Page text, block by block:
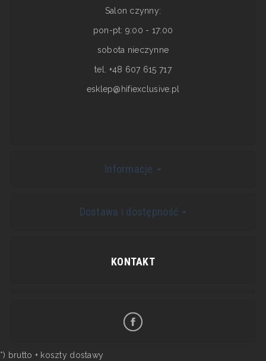
Salon czynny:
pon-pt: 9:00 - 17:00
sobota nieczynne
tel. +48 607 615 717
esklep@hifiexclusive.pl
Informacje
Dostawa i dostępność
KONTAKT
*) brutto + koszty dostawy